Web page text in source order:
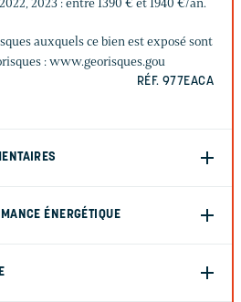
auxquels ce bien est exposé sont
: www.georisques.gou
RÉF. 977EACA
ÉNERGÉTIQUE